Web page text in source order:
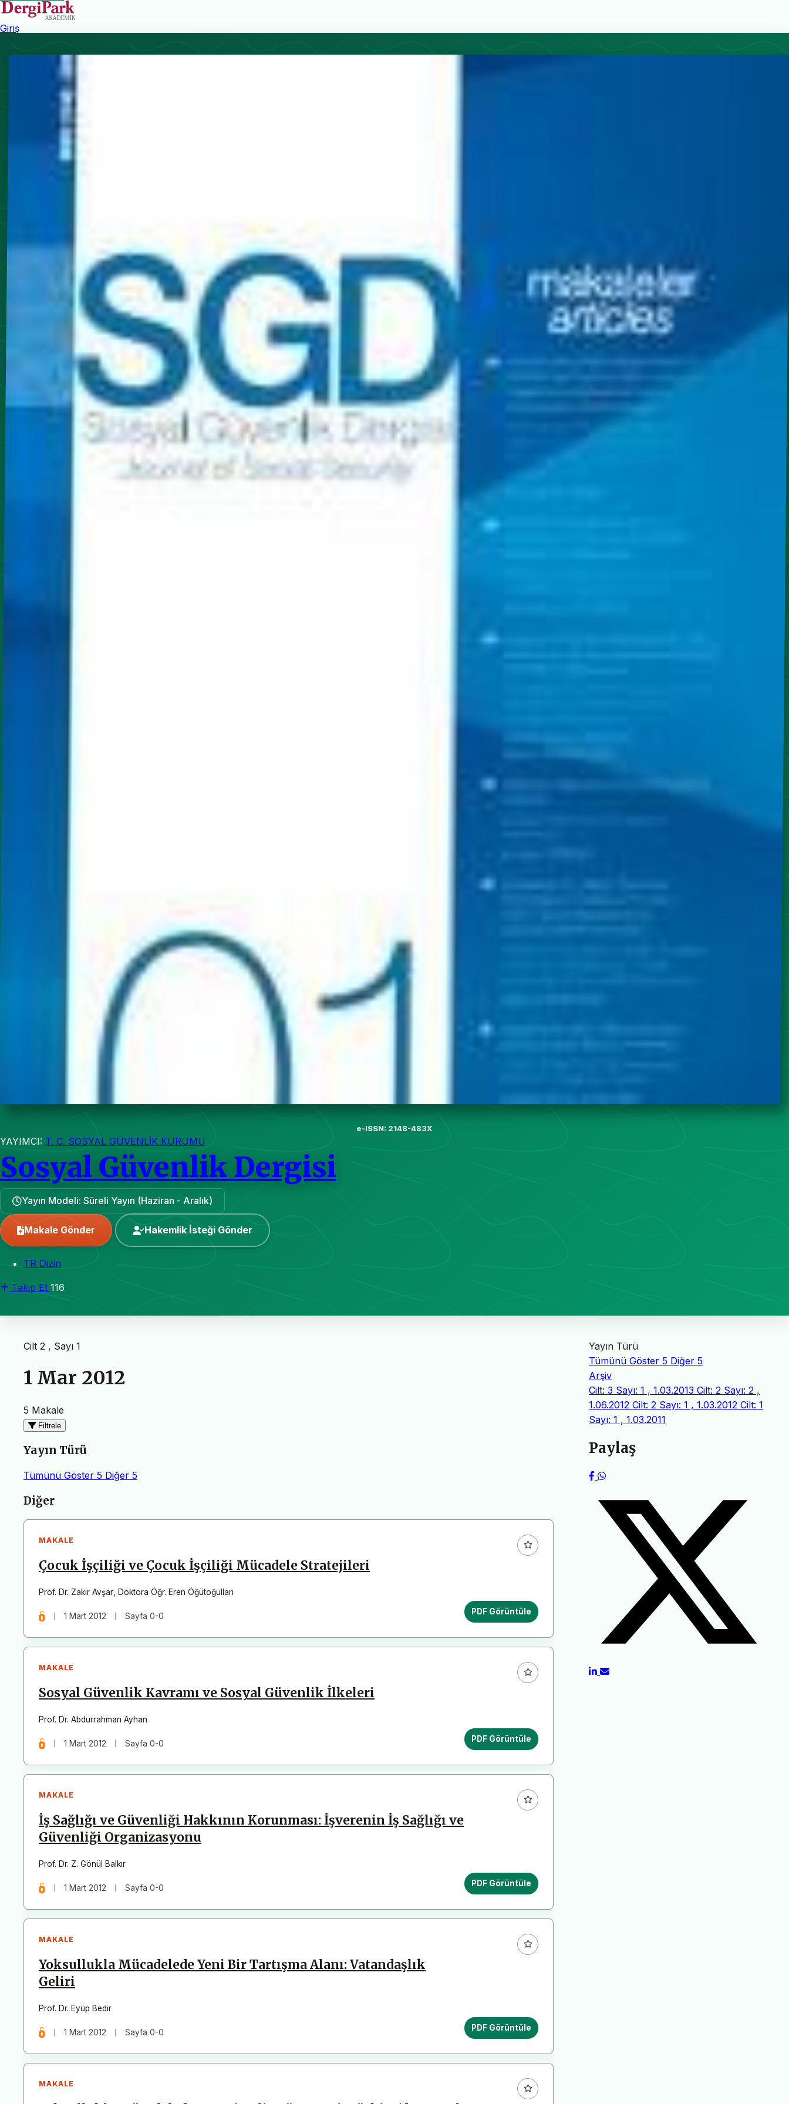
Giriş
e-ISSN: 2148-483X
YAYIMCI: T. C. SOSYAL GÜVENLİK KURUMU
Sosyal Güvenlik Dergisi
Yayın Modeli: Süreli Yayın (Haziran - Aralık)
Makale Gönder Hakemlik İsteği Gönder
TR Dizin
Takip Et 116
Cilt 2 , Sayı 1
1 Mar 2012
5 Makale
Filtrele
Yayın Türü
Tümünü Göster 5 Diğer 5
Makaleler
Diğer
MAKALE
Çocuk İşçiliği ve Çocuk İşçiliği Mücadele Stratejileri
Prof. Dr. Zakir Avşar Doktora Öğr. Eren Öğütoğulları
1 Mart 2012 Sayfa 0-0 PDF Görüntüle
MAKALE
Sosyal Güvenlik Kavramı ve Sosyal Güvenlik İlkeleri
Prof. Dr. Abdurrahman Ayhan
1 Mart 2012 Sayfa 0-0 PDF Görüntüle
MAKALE
İş Sağlığı ve Güvenliği Hakkının Korunması: İşverenin İş Sağlığı ve
Güvenliği Organizasyonu
Prof. Dr. Z. Gönül Balkır
1 Mart 2012 Sayfa 0-0 PDF Görüntüle
MAKALE
Yoksullukla Mücadelede Yeni Bir Tartışma Alanı: Vatandaşlık
Geliri
Prof. Dr. Eyüp Bedir
1 Mart 2012 Sayfa 0-0 PDF Görüntüle
MAKALE
Yayın Türü
Tümünü Göster 5 Diğer 5
Arşiv
Cilt: 3 Sayı: 1 , 1.03.2013 Cilt: 2 Sayı: 2 ,
1.06.2012 Cilt: 2 Sayı: 1 , 1.03.2012 Cilt: 1
Sayı: 1 , 1.03.2011
Paylaş